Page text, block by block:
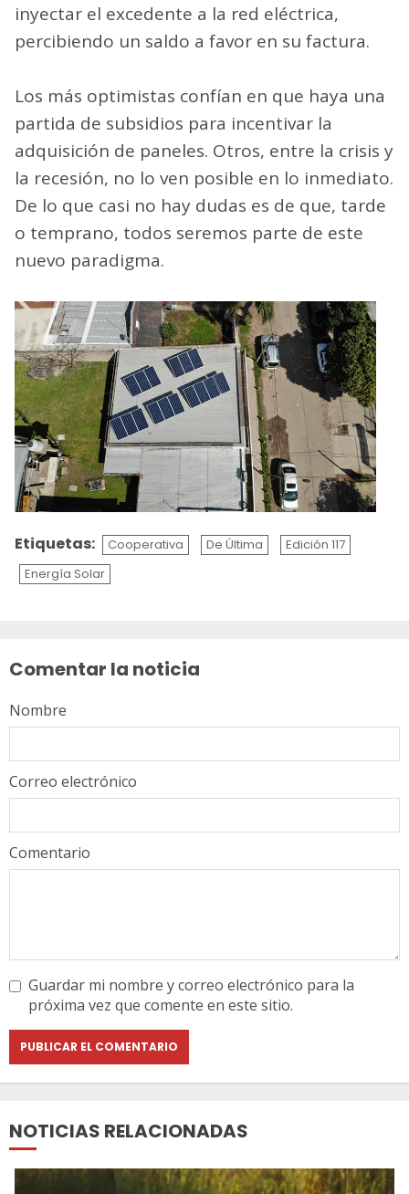
inyectar el excedente a la red eléctrica,
percibiendo un saldo a favor en su factura.
Los más optimistas confían en que haya una
partida de subsidios para incentivar la
adquisición de paneles. Otros, entre la crisis y
la recesión, no lo ven posible en lo inmediato.
De lo que casi no hay dudas es de que, tarde
o temprano, todos seremos parte de este
nuevo paradigma.
Etiquetas: Cooperativa De Última
Edición 117
Energía Solar
Comentar la noticia
Comentario
Nombre
Correo electrónico
Guardar mi nombre y correo electrónico para la
próxima vez que comente en este sitio.
NOTICIAS RELACIONADAS